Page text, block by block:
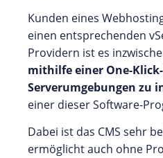
Kunden eines
einen entsprechenden
Providern ist es
mithilfe einer One-
Serverumgebungen zu
einer dieser Software-
Dabei ist das CMS sehr
ermöglicht auch ohne